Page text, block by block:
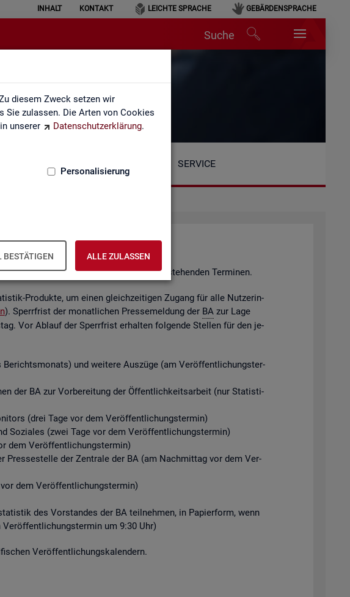
diesem Zweck setzen wir
Sie zulassen. Die Arten von Cookies
unserer
Datenschutzerklärung.
Personalisierung
BESTÄTIGEN ALLE ZULASSEN
INHALT KONTAKT LEICHTE SPRACHE GEBÄRDENSPRACHE
Suche
SERVICE
den Re­gio­nen er­fol­gen an den unten ste­hen­den Ter­mi­nen.
Pro­duk­te, um einen gleich­zei­ti­gen Zu­gang für alle Nut­ze­rin­
). Sperr­frist der mo­nat­li­chen Pres­se­mel­dung der BAzur Lage
Vor Ab­lauf der Sperr­frist er­hal­ten fol­gen­de Stel­len für den je­
Be­richts­mo­nats) und wei­te­re Aus­zü­ge (am Ver­öf­fent­li­chungs­ter­
der BA zur Vor­be­rei­tung der Öf­fent­lich­keits­ar­beit (nur Sta­tis­ti­
(drei Tage vor dem Ver­öf­fent­li­chungs­ter­min)
So­zia­les (zwei Tage vor dem Ver­öf­fent­li­chungs­ter­min)
dem Ver­öf­fent­li­chungs­ter­min)
Pres­se­stel­le der Zen­tra­le der BA (am Nach­mit­tag vor dem Ver­
dem Ver­öf­fent­li­chungs­ter­min)
des Vor­stan­des der BA teil­neh­men, in Pa­pier­form, wenn
um 9:30 Uhr)
Ver­öf­fent­li­chungs­ka­len­dern.